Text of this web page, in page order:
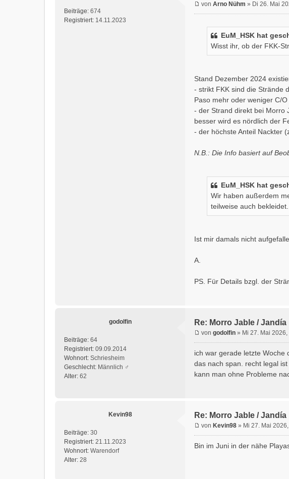
Beiträge: 674
Registriert: 14.11.2023
von Arno Nühm » Di 26. Mai
EuM_HSK hat
Wisst ihr, ob der FKK-
Stand Dezember 2024
- strikt FKK sind die Strände
Paso mehr oder weniger C/
- der Strand direkt bei Morro
besser wird es nördlich der
- der höchste Anteil Nackter
N.B.: Die Info basiert auf
EuM_HSK hat
Wir haben außerdem
teilweise auch bekleidet.
Ist mir damals nicht
A.
PS. Für Details bzgl. der
godolfin
Beiträge: 64
Registriert: 09.09.2014
Wohnort: Schriesheim
Geschlecht: Männlich ♂
Alter: 62
Re: Morro Jable / Jandía
von godolfin » Mi 27. Mai 2026,
ich war gerade letzte Woche
das nach span. recht legal
kann man ohne Probleme
Kevin98
Beiträge: 30
Registriert: 21.11.2023
Wohnort: Warendorf
Alter: 28
Re: Morro Jable / Jandía
von Kevin98 » Mi 27. Mai
Bin im Juni in der nähe